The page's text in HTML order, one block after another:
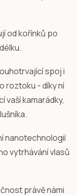
od kořínků po
spoj i
roztoku - díky ní
vaší kamarádky,
nanotechnologií
vytrhávání vlasů
právě námi